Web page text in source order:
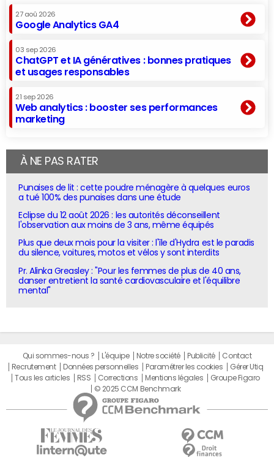
27 aoû 2026
Google Analytics GA4
03 sep 2026
ChatGPT et IA génératives : bonnes pratiques
et usages responsables
21 sep 2026
Web analytics : booster ses performances
marketing
À NE PAS RATER
Punaises de lit : cette poudre ménagère à quelques euros
a tué 100% des punaises dans une étude
Eclipse du 12 août 2026 : les autorités déconseillent
l'observation aux moins de 3 ans, même équipés
Plus que deux mois pour la visiter : l'île d'Hydra est le paradis
du silence, voitures, motos et vélos y sont interdits
Pr. Alinka Greasley : "Pour les femmes de plus de 40 ans,
danser entretient la santé cardiovasculaire et l'équilibre
mental"
Qui sommes-nous ? L'équipe Notre société Publicité
Contact
Recrutement
Données personnelles Paramétrer les cookies
Gérer Utiq
Tous les articles
RSS Corrections Mentions légales
Groupe Figaro
© 2025 CCM Benchmark